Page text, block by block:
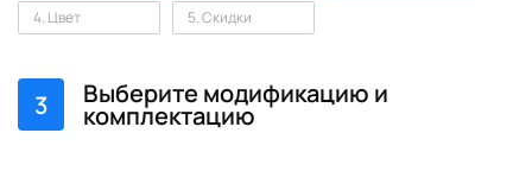
4. Цвет
5. Скидки
3 Выберите модификацию и
комплектацию